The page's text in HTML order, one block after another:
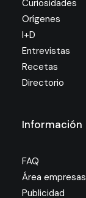
Curiosidades
Orígenes
I+D
Entrevistas
Recetas
Directorio
Información
FAQ
Área empresas
Publicidad